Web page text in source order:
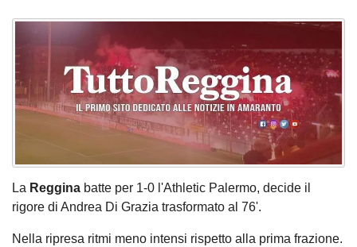
La Reggina batte per 1-0 l'Athletic Palermo, decide il
rigore di Andrea Di Grazia trasformato al 76'.
Nella ripresa ritmi meno intensi rispetto alla prima frazione.